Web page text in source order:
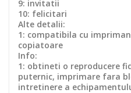
9: invitatii
10: felicitari
Alte detalii:
1: compatibila cu
copiatoare
Info:
1: obtineti o reproducere
puternic, imprimare fara
intretinere a